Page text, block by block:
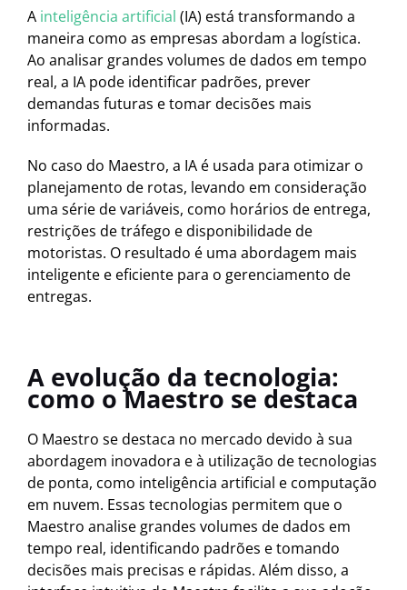
A inteligência artificial (IA) está transformando a
maneira como as empresas abordam a logística.
Ao analisar grandes volumes de dados em tempo
real, a IA pode identificar padrões, prever
demandas futuras e tomar decisões mais
informadas.
No caso do Maestro, a IA é usada para otimizar o
planejamento de rotas, levando em consideração
uma série de variáveis, como horários de entrega,
restrições de tráfego e disponibilidade de
motoristas. O resultado é uma abordagem mais
inteligente e eficiente para o gerenciamento de
entregas.
A evolução da tecnologia:
como o Maestro se destaca
O Maestro se destaca no mercado devido à sua
abordagem inovadora e à utilização de tecnologias
de ponta, como inteligência artificial e computação
em nuvem. Essas tecnologias permitem que o
Maestro analise grandes volumes de dados em
tempo real, identificando padrões e tomando
decisões mais precisas e rápidas. Além disso, a